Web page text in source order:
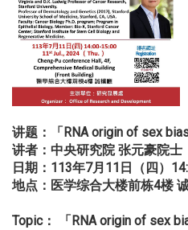
讲题：「RNA origin of sex
讲者：中央研究院张元豪院士
日期：113年7月11 日（四）
地点：医学综合大楼前栋4楼
Topic： 「RNA origin of sex